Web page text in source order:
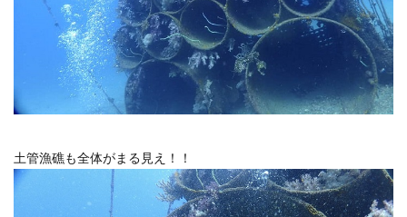
土管漁礁も全体がまる見え！！